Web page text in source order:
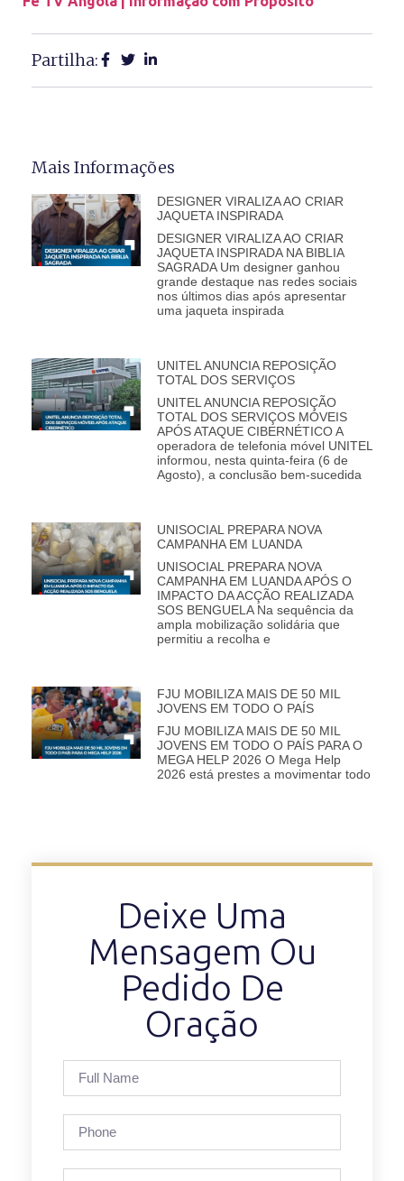
Partilha:
Mais Informações
DESIGNER VIRALIZA AO CRIAR
JAQUETA INSPIRADA
DESIGNER VIRALIZA AO CRIAR
JAQUETA INSPIRADA NA BIBLIA
SAGRADA Um designer ganhou
grande destaque nas redes sociais
nos últimos dias após apresentar
uma jaqueta inspirada
UNITEL ANUNCIA REPOSIÇÃO
TOTAL DOS SERVIÇOS
UNITEL ANUNCIA REPOSIÇÃO
TOTAL DOS SERVIÇOS MÓVEIS
APÓS ATAQUE CIBERNÉTICO A
operadora de telefonia móvel UNITEL
informou, nesta quinta-feira (6 de
Agosto), a conclusão bem-sucedida
UNISOCIAL PREPARA NOVA
CAMPANHA EM LUANDA
UNISOCIAL PREPARA NOVA
CAMPANHA EM LUANDA APÓS O
IMPACTO DA ACÇÃO REALIZADA
SOS BENGUELA Na sequência da
ampla mobilização solidária que
permitiu a recolha e
FJU MOBILIZA MAIS DE 50 MIL
JOVENS EM TODO O PAÍS
FJU MOBILIZA MAIS DE 50 MIL
JOVENS EM TODO O PAÍS PARA O
MEGA HELP 2026 O Mega Help
2026 está prestes a movimentar todo
Deixe Uma
Mensagem Ou
Pedido De
Oração